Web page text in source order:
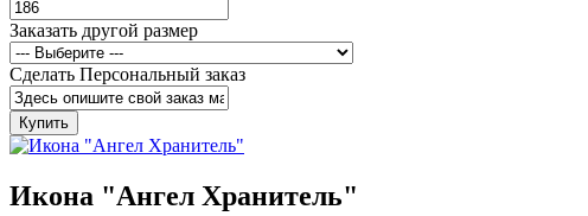
Заказать другой размер
Сделать Персональный заказ
Купить
Икона "Ангел Хранитель"